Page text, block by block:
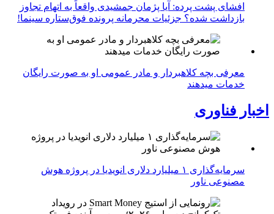
افشای پشت پرده: آیا پژمان جمشیدی واقعاً به اتهام تجاوز
بازداشت شده؟ جزئیات محرمانه پرونده فوق‌ستاره سینما!
معرفی بچه کلاهبردار و مادر عمومی او به صورت رایگان
خدمات میدهند
اخبار فناوری
سرمایه‌گذاری ۱ میلیارد دلاری انویدیا در پروژه هوش
مصنوعی ناور